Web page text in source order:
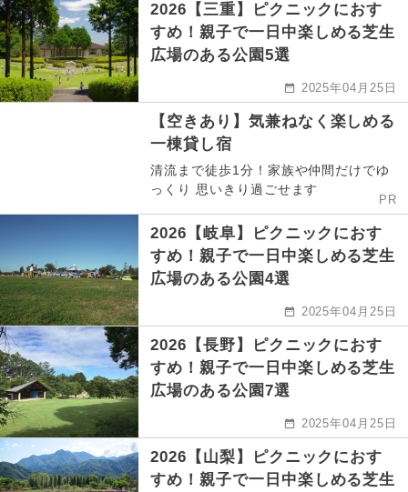
2026【三重】ピクニックにおす
すめ！親子で一日中楽しめる芝生
広場のある公園5選
2025年04月25日
【空きあり】気兼ねなく楽しめる
一棟貸し宿
清流まで徒歩1分！家族や仲間だけでゆ
っくり 思いきり過ごせます
PR
2026【岐阜】ピクニックにおす
すめ！親子で一日中楽しめる芝生
広場のある公園4選
2025年04月25日
2026【長野】ピクニックにおす
すめ！親子で一日中楽しめる芝生
広場のある公園7選
2025年04月25日
2026【山梨】ピクニックにおす
すめ！親子で一日中楽しめる芝生